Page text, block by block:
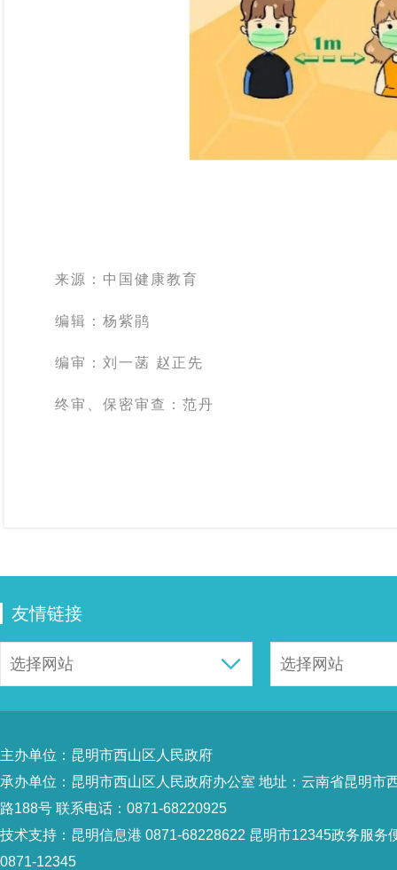
来源：中国健康教育
编辑：杨紫鹃
编审：刘一菡 赵正先
终审、保密审查：范丹
友情链接
主办单位：昆明市西山区人民政府
承办单位：昆明市西山区人民政府办公室 地址：云南省昆明市
路188号 联系电话：0871-68220925
技术支持： 昆明信息港 0871-68228622 昆明市12345政务服务
0871-12345